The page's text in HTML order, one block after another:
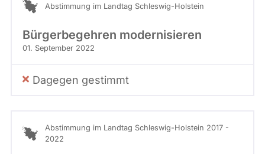
Abstimmung im Landtag Schleswig-Holstein
Bürgerbegehren modernisieren
01. September 2022
Dagegen gestimmt
Abstimmung im Landtag Schleswig-Holstein 2017 -
2022